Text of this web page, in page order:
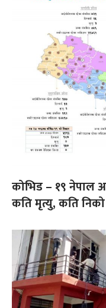
कोभिड – १९ नेपाल
कति मृत्यु, कति